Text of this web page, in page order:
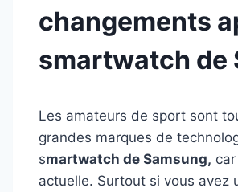
changements
smartwatch de
Les amateurs de sport sont
grandes marques de
smartwatch de Samsung,
actuelle. Surtout si vous avez